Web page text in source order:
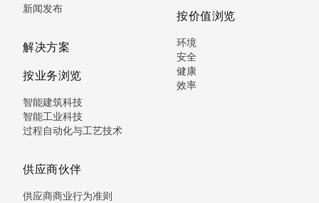
新闻发布
解决方案
按业务浏览
智能建筑科技
智能工业科技
过程自动化与工艺技术
供应商伙伴
供应商商业行为准则
按价值浏览
环境
安全
健康
效率